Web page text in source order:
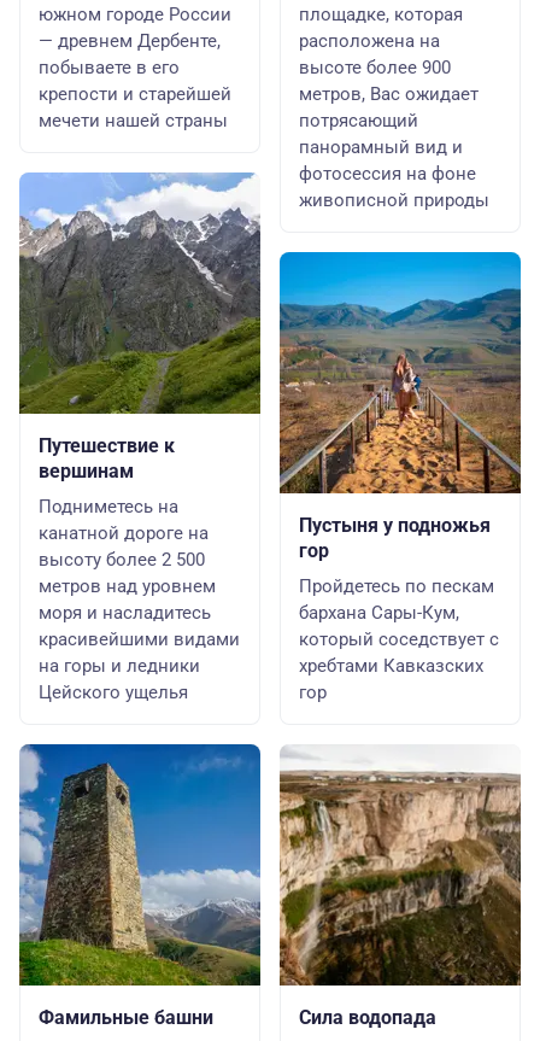
южном городе России
— древнем Дербенте,
побываете в его
крепости и старейшей
мечети нашей страны
Путешествие к
вершинам
Подниметесь на
канатной дороге на
высоту более 2 500
метров над уровнем
моря и насладитесь
красивейшими видами
на горы и ледники
Цейского ущелья
Фамильные башни
площадке, которая
расположена на
высоте более 900
метров, Вас ожидает
потрясающий
панорамный вид и
фотосессия на фоне
живописной природы
Пустыня у подножья
гор
Пройдетесь по пескам
бархана Сары-Кум,
который соседствует с
хребтами Кавказских
гор
Сила водопада